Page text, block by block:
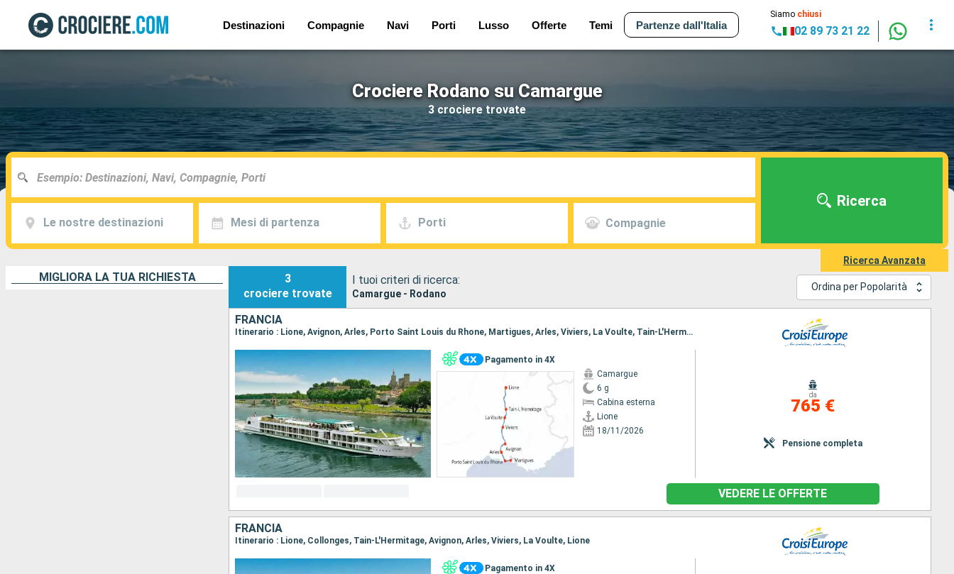
Destinazioni Compagnie Navi Porti Lusso Offerte Temi Partenze dall'Italia
Siamo chiusi
02 89 73 21 22
Crociere Rodano su Camargue
3 crociere trovate
Le nostre destinazioni Mesi di partenza Porti Compagnie
Ricerca
Ricerca Avanzata
MIGLIORA LA TUA RICHIESTA
3
crociere trovate
I tuoi criteri di ricerca:
Camargue - Rodano
Ordina per Popolarità
FRANCIA
Itinerario : Lione, Avignon, Arles, Porto Saint Louis du Rhone, Martigues, Arles, Viviers, La Voulte, Tain-L'Hermitage, Lione
Pagamento in 4X
Camargue
6 g
Cabina esterna
Lione
18/11/2026
da
765 €
Pensione completa
VEDERE LE OFFERTE
FRANCIA
Itinerario : Lione, Collonges, Tain-L'Hermitage, Avignon, Arles, Viviers, La Voulte, Lione
Pagamento in 4X